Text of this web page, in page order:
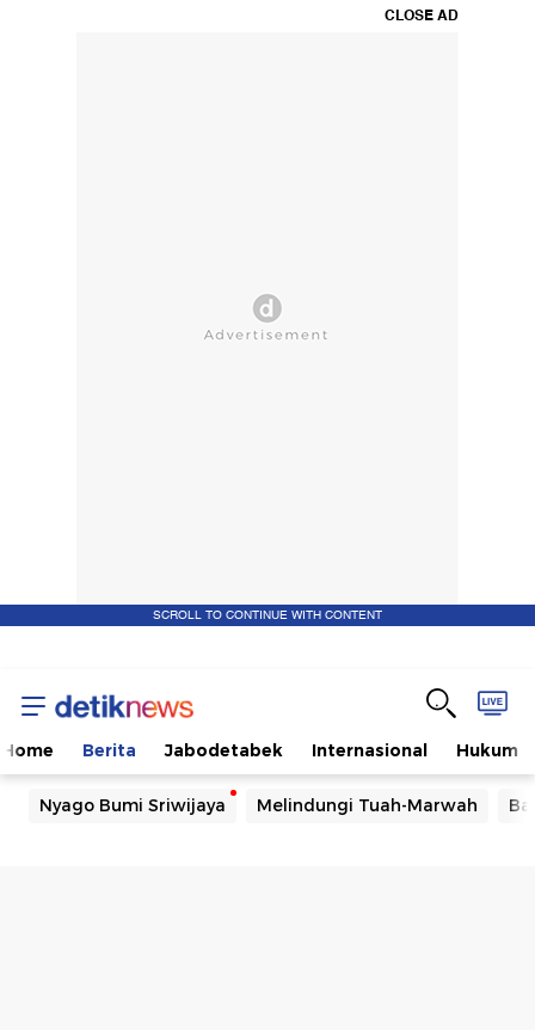
CLOSE AD
SCROLL TO CONTINUE WITH CONTENT
Home Berita Jabodetabek Internasional Hukum
Nyago Bumi Sriwijaya Melindungi Tuah-Marwah